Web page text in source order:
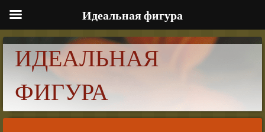
ИДЕАЛЬНАЯ
ФИГУРА
Идеальная фигура